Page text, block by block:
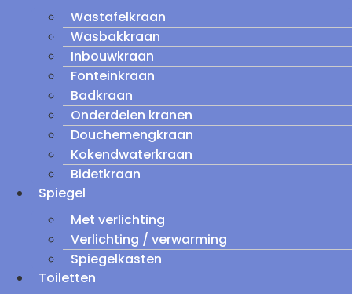
Wastafelkraan
Wasbakkraan
Inbouwkraan
Fonteinkraan
Badkraan
Onderdelen kranen
Douchemengkraan
Kokendwaterkraan
Bidetkraan
Spiegel
Met verlichting
Verlichting / verwarming
Spiegelkasten
Toiletten